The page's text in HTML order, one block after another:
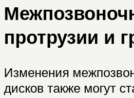
протрузии и
Изменения
дисков также могут